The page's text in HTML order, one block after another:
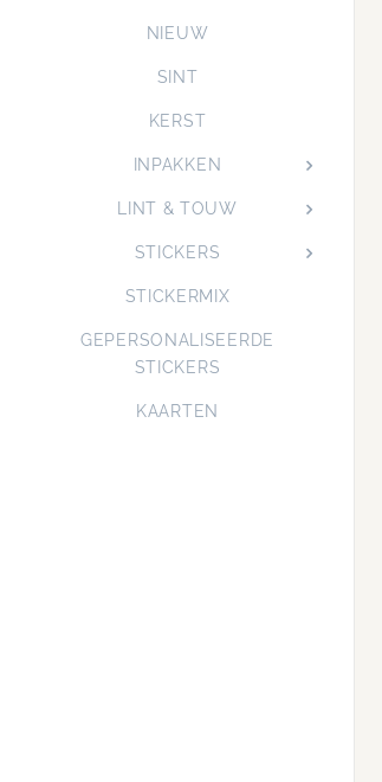
NIEUW
SINT
KERST
INPAKKEN
LINT & TOUW
STICKERS
STICKERMIX
GEPERSONALISEERDE
STICKERS
KAARTEN